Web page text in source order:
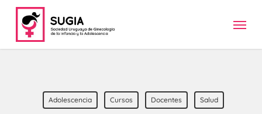
Skip
content
Menu
Adolescencia Cursos Docentes Salud